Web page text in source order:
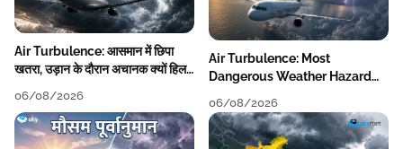
Air Turbulence: आसमान में छिपा
खतरा, उड़ान के दौरान अचानक क्यों हिलने
06/08/2026
Air Turbulence: Most
Dangerous Weather Hazard
06/08/2026